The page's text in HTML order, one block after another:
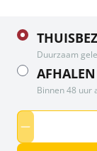
Duurzaam
AFHALEN
Binnen 48 uur